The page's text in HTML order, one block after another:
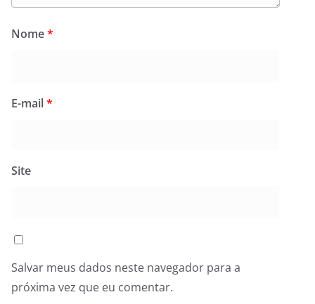
Nome*
E-mail*
Site
Salvar meus dados neste navegador para a
próxima vez que eu comentar.